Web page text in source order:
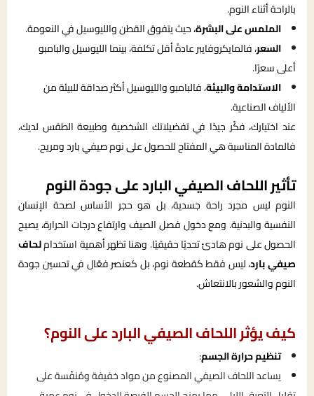
بالراحة أثناء النوم.
الملمس على البشرة، حيث يتفوق القطن والليوسيل في النعومة.
السعر، فالمايكروفايبر عادةً أقل تكلفة، بينما الليوسيل والبامبو
أعلى سعرًا.
الاستدامة والبيئة، فالبامبو والليوسيل أكثر صداقة للبيئة من
الألياف الصناعية.
عند اختيارك، فكّر جيدًا في تفضيلاتك الشخصية وطبيعة الطقس لديك،
فالمادة المناسبة هي المفتاح للحصول على نوم صيفي بارد ومريح.
تأثير اللحاف الصيفي البارد على جودة النوم
النوم ليس مجرد راحة جسدية، بل هو حجر الأساس لصحة الإنسان
النفسية والبدنية. ومع دخول فصل الصيف وارتفاع درجات الحرارة، يصبح
الحصول على نوم هادئ تحديًا حقيقيًا. وهنا تظهر أهمية استخداملحاف
صيفي بارد، ليس فقط كقطعة نوم، بل كعنصر فعّال في تحسين جودة
النوم والشعور بالانتعاش.
كيف يؤثر اللحاف الصيفي البارد على النوم؟
تنظيم حرارة الجسم:
يساعد اللحاف الصيفي المصنوع من مواد خفيفة ومُنفّسة على